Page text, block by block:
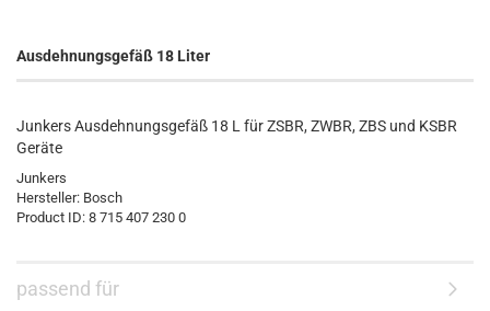
Ausdehnungsgefäß 18 Liter
Junkers Ausdehnungsgefäß 18 L für ZSBR, ZWBR, ZBS und KSBR
Geräte
Junkers
Hersteller: Bosch
Product ID: 8 715 407 230 0
passend für